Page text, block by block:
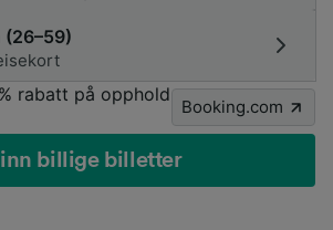
(26–59)
rabatt på opphold
Booking.com
billige billetter